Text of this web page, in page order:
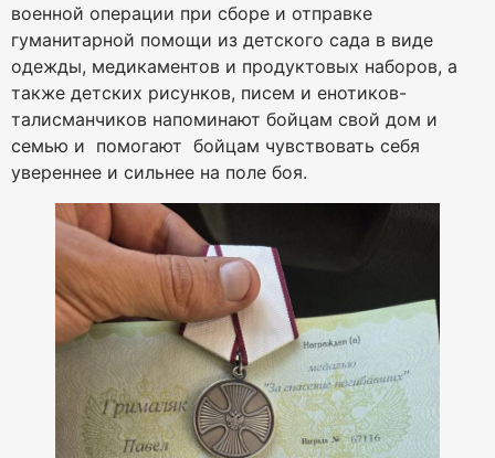
военной операции при сборе и отправке
гуманитарной помощи из детского сада в виде
одежды, медикаментов и продуктовых наборов, а
также детских рисунков, писем и енотиков-
талисманчиков напоминают бойцам свой дом и
семью и помогают бойцам чувствовать себя
увереннее и сильнее на поле боя.